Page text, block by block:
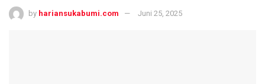
by hariansukabumi.com Juni 25, 2025